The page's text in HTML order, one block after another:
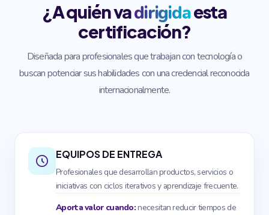
¿A quién vadirigidaesta
certificación?
Diseñada para profesionales que trabajan con tecnología o
buscan potenciar sus habilidades con una credencial reconocida
internacionalmente.
EQUIPOS DE ENTREGA
Profesionales que desarrollan productos, servicios o
iniciativas con ciclos iterativos y aprendizaje frecuente.
Aporta valor cuando:necesitan reducir tiempos de